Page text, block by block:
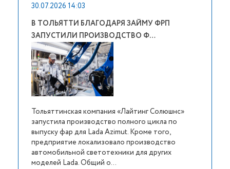
30.07.2026 14:03
В ТОЛЬЯТТИ БЛАГОДАРЯ ЗАЙМУ ФРП
ЗАПУСТИЛИ ПРОИЗВОДСТВО Ф…
Тольяттинская компания «Лайтинг Солюшнс»
запустила производство полного цикла по
выпуску фар для Lada Azimut. Кроме того,
предприятие локализовало производство
автомобильной светотехники для других
моделей Lada. Общий о...